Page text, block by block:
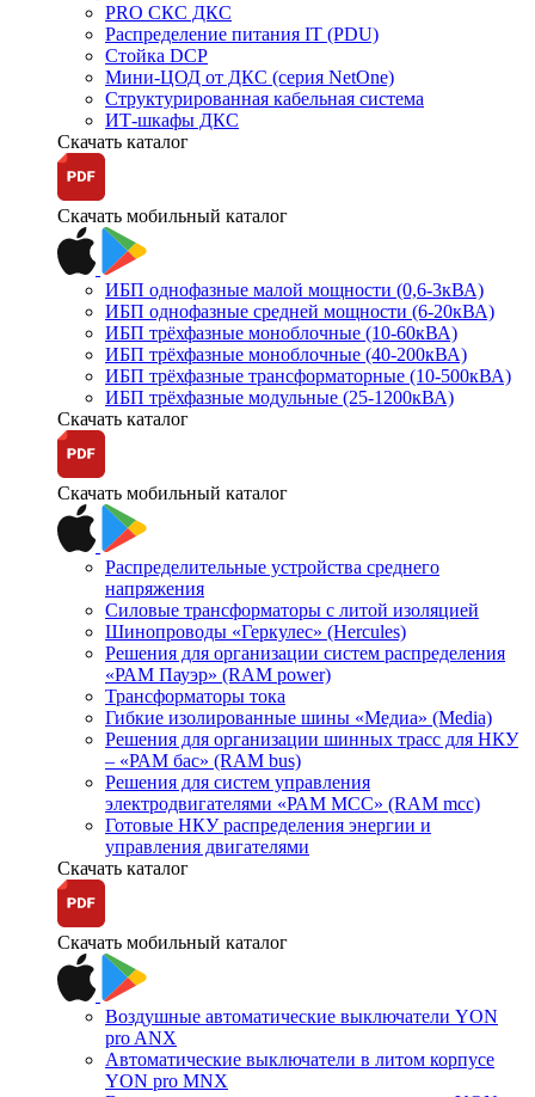
PRO СКС ДКС
Распределение питания IT (PDU)
Стойка DCP
Мини-ЦОД от ДКС (серия NetOne)
Структурированная кабельная система
ИТ-шкафы ДКС
Скачать каталог
Скачать мобильный каталог
ИБП однофазные малой мощности (0,6-3кВА)
ИБП однофазные средней мощности (6-20кВА)
ИБП трёхфазные моноблочные (10-60кВА)
ИБП трёхфазные моноблочные (40-200кВА)
ИБП трёхфазные трансформаторные (10-500кВА)
ИБП трёхфазные модульные (25-1200кВА)
Скачать каталог
Скачать мобильный каталог
Распределительные устройства среднего
напряжения
Силовые трансформаторы с литой изоляцией
Шинопроводы «Геркулес» (Hercules)
Решения для организации систем распределения
«РАМ Пауэр» (RAM power)
Трансформаторы тока
Гибкие изолированные шины «Медиа» (Media)
Решения для организации шинных трасс для НКУ
– «РАМ бас» (RAM bus)
Решения для систем управления
электродвигателями «РАМ МСС» (RAM mcc)
Готовые НКУ распределения энергии и
управления двигателями
Скачать каталог
Скачать мобильный каталог
Воздушные автоматические выключатели YON
pro ANX
Автоматические выключатели в литом корпусе
YON pro MNX